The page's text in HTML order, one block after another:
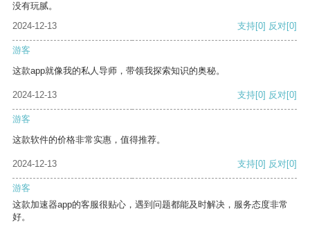
没有玩腻。
2024-12-13
支持[0] 反对[0]
游客
这款app就像我的私人导师，带领我探索知识的奥秘。
2024-12-13 支持[0] 反对[0]
游客
这款软件的价格非常实惠，值得推荐。
2024-12-13 支持[0] 反对[0]
游客
这款加速器app的客服很贴心，遇到问题都能及时解决，服务态度非常
好。